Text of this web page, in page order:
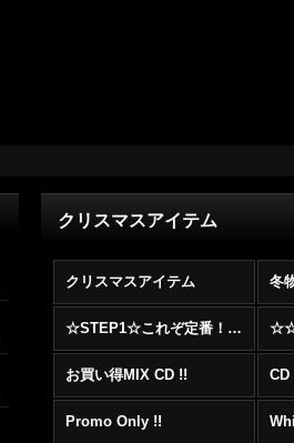
クリスマスアイテム
クリスマスアイテム 冬
☆STEP1☆これぞ定番！！まずはここから！2000年代R&BフロアヒットBest 100 !!!
お買い得MIX CD !!
Promo Only !!